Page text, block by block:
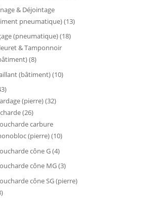
& Déjointage
pneumatique) 1313
(pneumatique) 1818
& Tamponnoir
88
produits
(bâtiment) 1010
143
produits(pierre) 3232
2626
produits
carbure
(pierre) 1010
cône G 44
produits
cône MG 33
produits
cône SG (pierre)
3